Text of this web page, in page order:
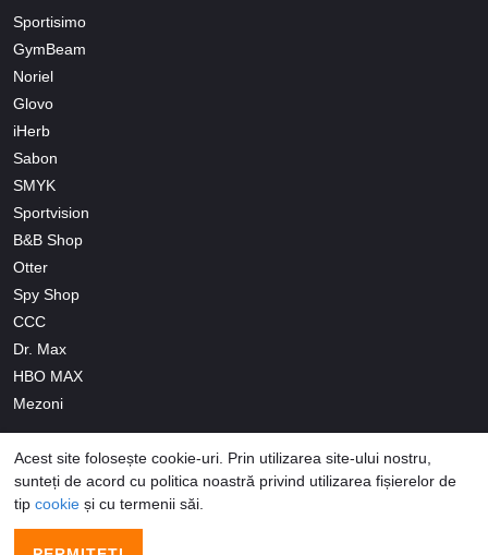
Sportisimo
GymBeam
Noriel
Glovo
iHerb
Sabon
SMYK
Sportvision
B&B Shop
Otter
Spy Shop
CCC
Dr. Max
HBO MAX
Mezoni
© 2026 Promo-codes.ro All Rights Reserved
Acest site folosește cookie-uri. Prin utilizarea site-ului nostru,
sunteți de acord cu politica noastră privind utilizarea fișierelor de
tip cookie și cu termenii săi.